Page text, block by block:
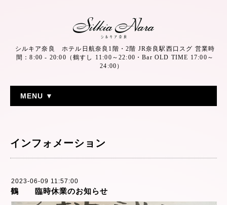
シルキア奈良 ホテル日航奈良1階・2階 JR奈良駅西口スグ 営業時
間：8:00 - 20:00（鶴すし 11:00～22:00・Bar OLD TIME 17:00～
24:00）
MENU ▼
インフォメーション
2023-06-09 11:57:00
鶴 臨時休業のお知らせ